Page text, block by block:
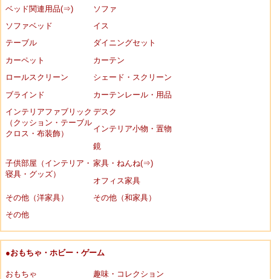
ベッド関連用品(⇒)
ソファ
ソファベッド
イス
テーブル
ダイニングセット
カーペット
カーテン
ロールスクリーン
シェード・スクリーン
ブラインド
カーテンレール・用品
インテリアファブリック
（クッション・テーブル
クロス・布装飾）
デスク
インテリア小物・置物
鏡
子供部屋（インテリア・
寝具・グッズ）
家具・ねんね(⇒)
オフィス家具
その他（洋家具）
その他（和家具）
その他
●おもちゃ・ホビー・ゲーム
おもちゃ
趣味・コレクション